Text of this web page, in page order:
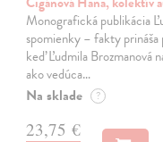
Monografická publikácia
spomienky – fakty
keď Ľudmila Brozmanová
ako vedúca…
Na sklade ?
23,75 €